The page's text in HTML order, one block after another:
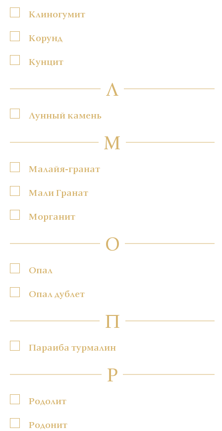
Клиногумит
Корунд
Кунцит
Л
Лунный камень
М
Малайя-гранат
Мали Гранат
Морганит
О
Опал
Опал дублет
П
Параиба турмалин
Р
Родолит
Родонит